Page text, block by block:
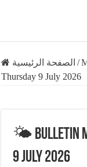
الصفحة الرئيسية /
Thursday 9 July 2026
🌤️ Bulletin
9 July 2026